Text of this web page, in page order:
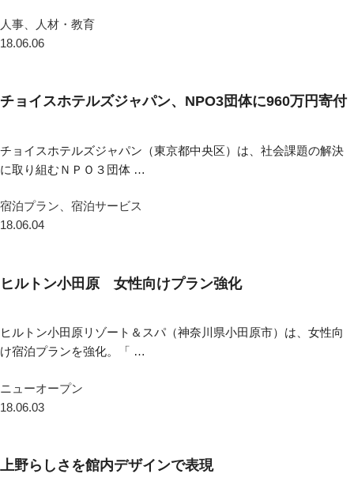
人事、人材・教育
18.06.06
チョイスホテルズジャパン、NPO3団体に960万円寄付
チョイスホテルズジャパン（東京都中央区）は、社会課題の解決
に取り組むＮＰＯ３団体 …
宿泊プラン、宿泊サービス
18.06.04
ヒルトン小田原 女性向けプラン強化
ヒルトン小田原リゾート＆スパ（神奈川県小田原市）は、女性向
け宿泊プランを強化。「 …
ニューオープン
18.06.03
上野らしさを館内デザインで表現